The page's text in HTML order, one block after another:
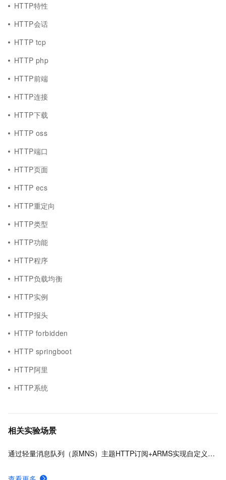
HTTP特性
HTTP会话
HTTP tcp
HTTP php
HTTP前端
HTTP连接
HTTP下载
HTTP oss
HTTP端口
HTTP页面
HTTP ecs
HTTP重定向
HTTP类型
HTTP功能
HTTP程序
HTTP负载均衡
HTTP实例
HTTP报头
HTTP forbidden
HTTP springboot
HTTP阿里
HTTP系统
相关实验场景
通过轻量消息队列（原MNS）主题HTTP订阅+ARMS实现自定义数据多渠道告警